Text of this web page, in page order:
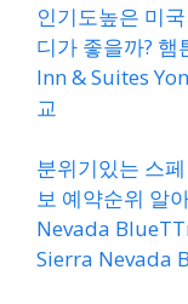
인기도높은 미
디가 좋을까?
Inn & Suites
교
분위기있는 스
보 예약순위 알
Nevada
Sierra Nevada